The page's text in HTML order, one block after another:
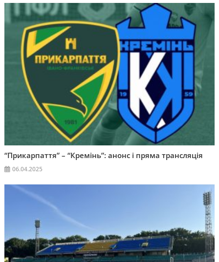
“Прикарпаття” – “Кремінь”: анонс і пряма трансляція
06.04.2025